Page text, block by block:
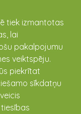
tiek izmantotas
lai
pakalpojumu
veiktspēju.
piekrītat
sīkdatņu
un deju